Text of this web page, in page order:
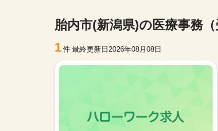
胎内市(新潟県)の医療事務
1件 最終更新日2026年08月08日